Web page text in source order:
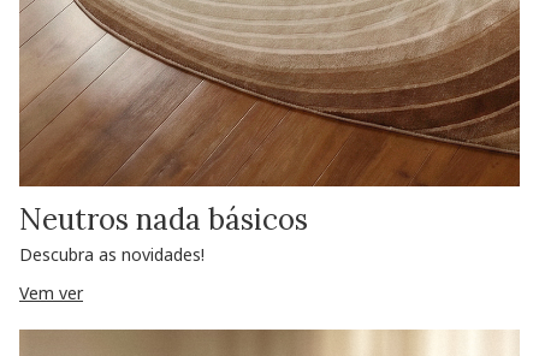
Neutros nada básicos
Descubra as novidades!
Vem ver